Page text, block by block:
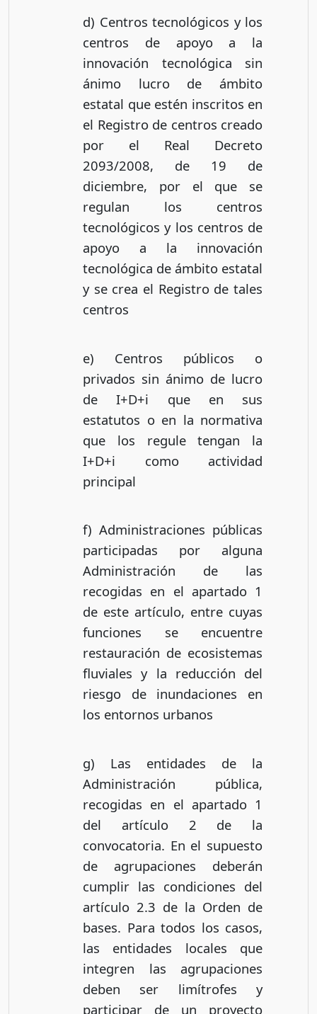
d) Centros tecnológicos y los
centros de apoyo a la
innovación tecnológica sin
ánimo lucro de ámbito
estatal que estén inscritos en
el Registro de centros creado
por el Real Decreto
2093/2008, de 19 de
diciembre, por el que se
regulan los centros
tecnológicos y los centros de
apoyo a la innovación
tecnológica de ámbito estatal
y se crea el Registro de tales
centros
e) Centros públicos o
privados sin ánimo de lucro
de I+D+i que en sus
estatutos o en la normativa
que los regule tengan la
I+D+i como actividad
principal
f) Administraciones públicas
participadas por alguna
Administración de las
recogidas en el apartado 1
de este artículo, entre cuyas
funciones se encuentre
restauración de ecosistemas
fluviales y la reducción del
riesgo de inundaciones en
los entornos urbanos
g) Las entidades de la
Administración pública,
recogidas en el apartado 1
del artículo 2 de la
convocatoria. En el supuesto
de agrupaciones deberán
cumplir las condiciones del
artículo 2.3 de la Orden de
bases. Para todos los casos,
las entidades locales que
integren las agrupaciones
deben ser limítrofes y
participar de un proyecto